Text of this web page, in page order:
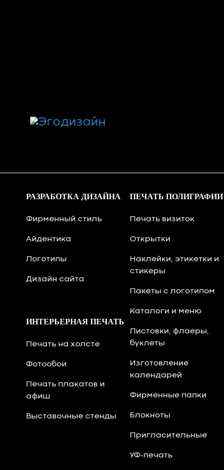
РАЗРАБОТКА ДИЗАЙНА
Фирменный стиль
Айдентика
Логотипы
Дизайн сайта
ИНТЕРЬЕРНАЯ ПЕЧАТЬ
Печать на холсте
Фотообои
Печать плакатов и
афиш
Выставочные стенды
ПЕЧАТЬ ПОЛИГРАФИИ
Печать визиток
Открытки
Наклейки, этикетки и
стикеры
Пакеты с логотипом
Каталоги и меню
Листовки, флаеры,
буклеты
Изготовление
календарей
Фирменные папки
Блокноты
Пригласительные
УФ-печать